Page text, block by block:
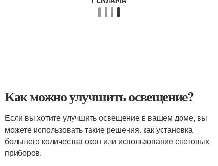
Как можно улучшить освещение?
Если вы хотите улучшить освещение в вашем доме, вы
можете использовать такие решения, как установка
большего количества окон или использование световых
приборов.